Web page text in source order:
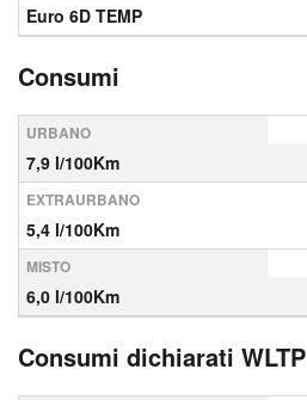
Euro 6D TEMP
Consumi
URBANO
7,9 l/100Km
EXTRAURBANO
5,4 l/100Km
MISTO
6,0 l/100Km
Consumi dichiarati WLTP